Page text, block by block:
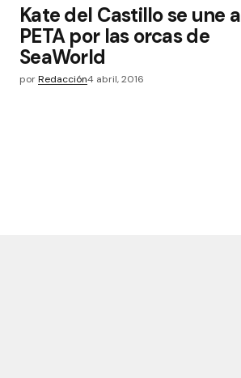
Kate del Castillo se une a
PETA por las orcas de
SeaWorld
porRedacción4 abril, 2016